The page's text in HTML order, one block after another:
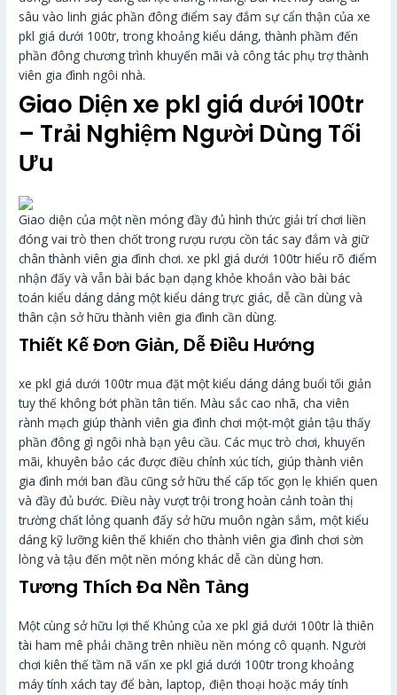
sâu vào linh giác phần đông điểm say đắm sự cẩn thận của xe
pkl giá dưới 100tr, trong khoảng kiểu dáng, thành phầm đến
phần đông chương trình khuyến mãi và công tác phụ trợ thành
viên gia đình ngôi nhà.
Giao Diện xe pkl giá dưới 100tr
– Trải Nghiệm Người Dùng Tối
Ưu
Giao diện của một nền móng đầy đủ hình thức giải trí chơi liền
đóng vai trò then chốt trong rượu rượu cồn tác say đắm và giữ
chân thành viên gia đình chơi. xe pkl giá dưới 100tr hiểu rõ điểm
nhận đấy và vẫn bài bác bạn dạng khỏe khoắn vào bài bác
toán kiểu dáng dáng một kiểu dáng trực giác, dễ cần dùng và
thân cận sở hữu thành viên gia đình cần dùng.
Thiết Kế Đơn Giản, Dễ Điều Hướng
xe pkl giá dưới 100tr mua đặt một kiểu dáng dáng buổi tối giản
tuy thế không bớt phần tân tiến. Màu sắc cao nhã, cha viên
rành mạch giúp thành viên gia đình chơi một-một giản tậu thấy
phần đông gì ngôi nhà bạn yêu cầu. Các mục trò chơi, khuyến
mãi, khuyên bảo các được điều chỉnh xúc tích, giúp thành viên
gia đình mới ban đầu cũng sở hữu thể cấp tốc gọn lẹ khiến quen
và đầy đủ bước. Điều này vượt trội trong hoàn cảnh toàn thị
trường chất lỏng quanh đấy sở hữu muôn ngàn sắm, một kiểu
dáng kỹ lưỡng kiên thế khiến cho thành viên gia đình chơi sờn
lòng và tậu đến một nền móng khác dễ cần dùng hơn.
Tương Thích Đa Nền Tảng
Một cùng sở hữu lợi thế Khủng của xe pkl giá dưới 100tr là thiên
tài ham mê phải chăng trên nhiều nền móng cô quạnh. Người
chơi kiên thế tầm nã vấn xe pkl giá dưới 100tr trong khoảng
máy tính xách tay để bàn, laptop, điện thoại hoặc máy tính